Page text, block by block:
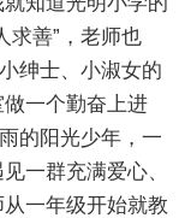
求善”，老师也
绅士、小淑女的
一个勤奋上进
的阳光少年，一
一群充满爱心、
一年级开始就教